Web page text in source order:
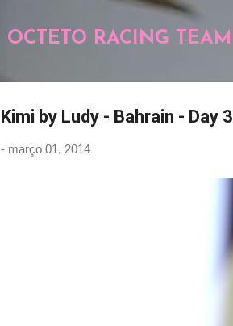
OCTETO RACING TEAM
Kimi by Ludy - Bahrain - Day 3
- março 01, 2014